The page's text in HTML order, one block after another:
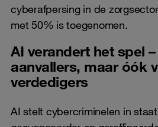
cyberafpersing in de
met 50% is toegenomen.
AI verandert het spel
aanvallers, maar óók
verdedigers
AI stelt cybercriminelen in